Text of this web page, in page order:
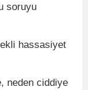
soruyu
hassasiyet
neden ciddiye